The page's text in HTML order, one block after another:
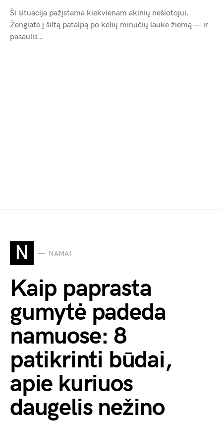
Ši situacija pažįstama kiekvienam akinių nešiotojui.
Žengiate į šiltą patalpą po kelių minučių lauke žiemą — ir
pasaulis…
N NAMAI
Kaip paprasta
gumytė padeda
namuose: 8
patikrinti būdai,
apie kuriuos
daugelis nežino